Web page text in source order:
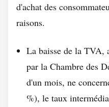
d'achat des
raisons.
La baisse de la TVA,
par la Chambre des
d'un mois, ne
%), le taux